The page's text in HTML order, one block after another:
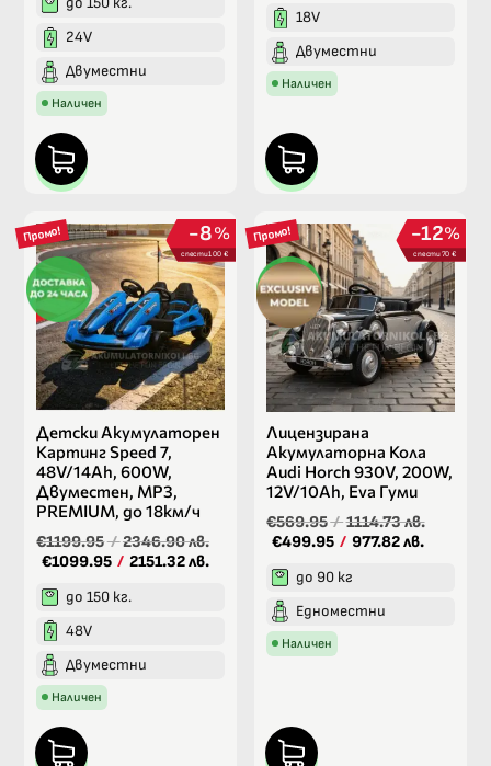
24V
Двуместни
Наличен
18V
Двуместни
Наличен
Промо! %
8
спести 100 €
Детски Акумулаторен
Картинг Speed 7,
48V/14Ah, 600W,
Двуместен, MP3,
PREMIUM, до 18км/ч
€1199.95/2346.90 лв.
€1099.95 / 2151.32 лв.
до 150 кг.
48V
Двуместни
Наличен
Промо! %
12
спести 70 €
Лицензирана
Акумулаторна Кола
Audi Horch 930V, 200W,
12V/10Ah, Eva Гуми
€569.95/1114.73 лв.
€499.95 / 977.82 лв.
до 90 кг
Едноместни
Наличен